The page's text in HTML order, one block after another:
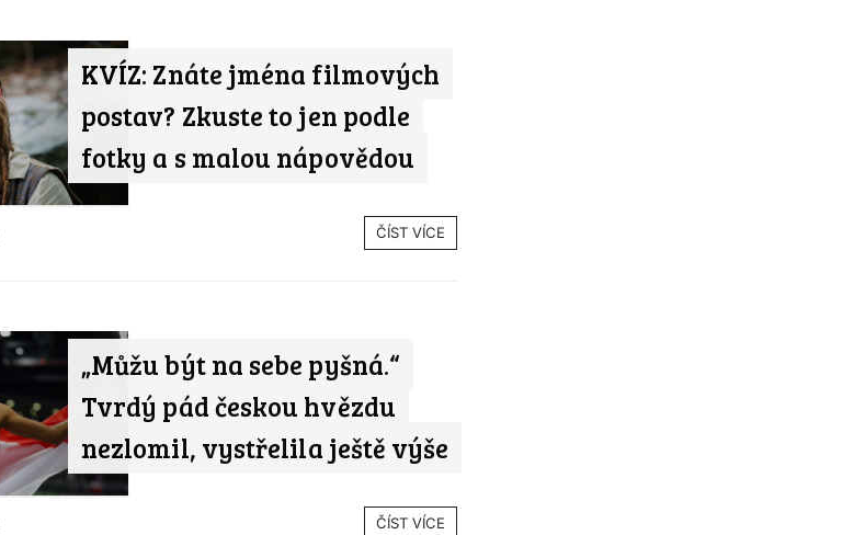
KVÍZ: Znáte jména filmových
postav? Zkuste to jen podle
fotky a s malou nápovědou
ČÍST VÍCE
„Můžu být na sebe pyšná.“
Tvrdý pád českou hvězdu
nezlomil, vystřelila ještě výše
ČÍST VÍCE